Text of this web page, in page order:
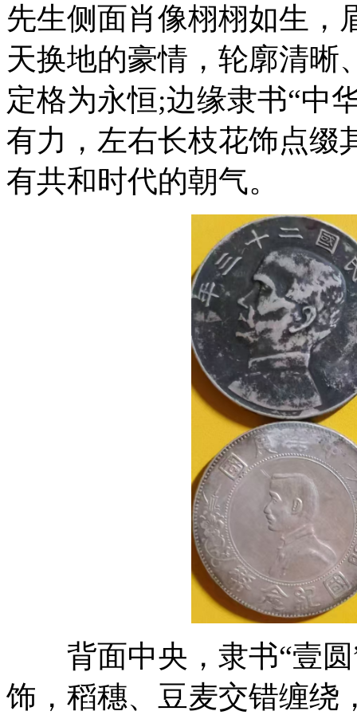
先生侧面肖像栩栩如生，
天换地的豪情，轮廓清晰
定格为永恒;边缘隶书“中
有力，左右长枝花饰点缀
有共和时代的朝气。
背面中央，隶书“壹圆
饰，稻穗、豆麦交错缠绕